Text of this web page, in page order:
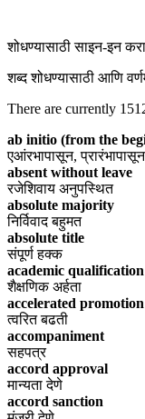
शोधण्यासाठी साइन-इन करा
शब्द शोधण्यासाठी आणि
There are currently
ab initio (from the
एआंरभापासून, प्रारंभापासून
absent without leave
रजेशिवाय अनुपस्थित
absolute majority
निर्विवाद बहुमत
absolute title
संपूर्ण हक्क
academic qualification
शैक्षणिक अर्हता
accelerated promotion
त्वरित बढती
accompaniment
सहपत्र
accord approval
मान्यता देणे
accord sanction